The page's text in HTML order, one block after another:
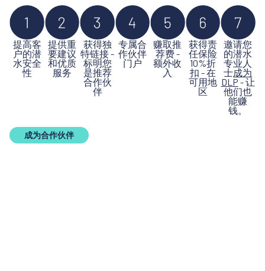
提高客
户的潜
水安全
性
提供重
要建议
和优质
服务
获得独
特链接 -
标明您
是推荐
合作伙
伴
专属合
作伙伴
门户
赚取推
荐费 -
额外收
入
获得责
任保险
10%折
扣 - 在
可用地
区
邀请您
的潜水
专业人
士成为
DLP - 让
他们也
能赚
钱。
成为合作伙伴